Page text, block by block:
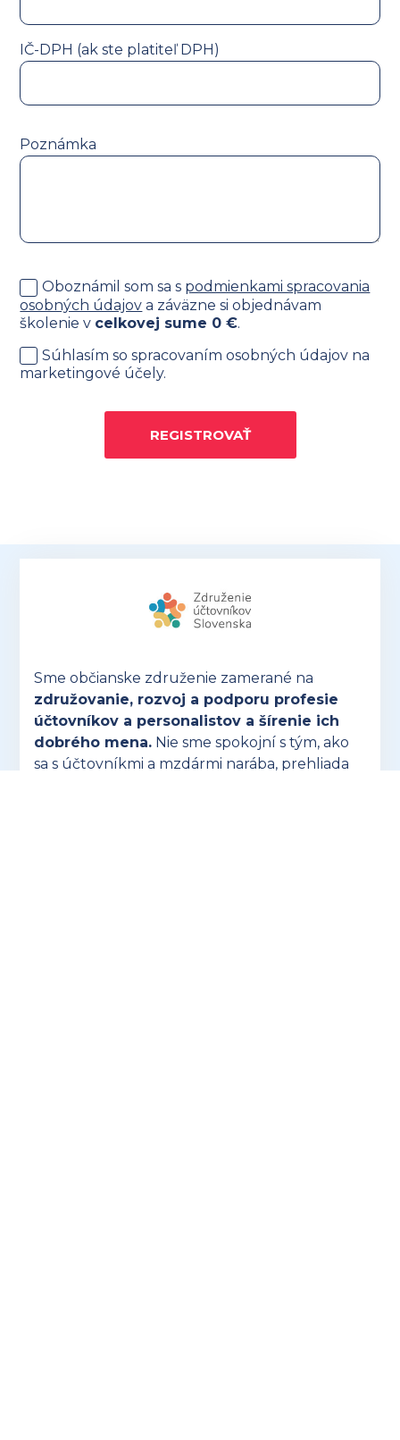
IČ-DPH (ak ste platiteľ DPH)
Poznámka
Oboznámil som sa s podmienkami spracovania
osobných údajov a záväzne si objednávam
školenie v celkovej sume 0 €.
Súhlasím so spracovaním osobných údajov na
marketingové účely.
REGISTROVAŤ
Sme občianske združenie zamerané na
združovanie, rozvoj a podporu profesie
účtovníkov a personalistov a šírenie ich
dobrého mena. Nie sme spokojní s tým, ako
sa s účtovníkmi a mzdármi narába, prehliada